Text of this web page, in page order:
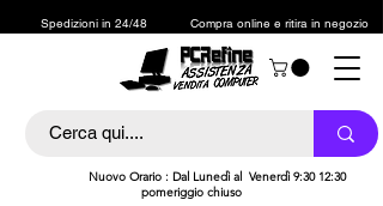
Spedizioni in 24/48
h
Compra online e ritira in negozio
Nuovo Orario : Dal Lunedì al Venerdì 9:30 12:30
pomeriggio chiuso